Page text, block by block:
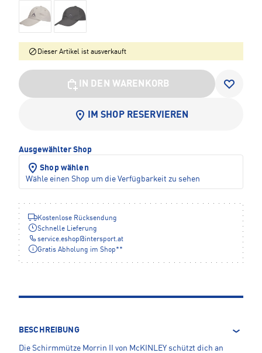
Dieser Artikel ist ausverkauft
IN DEN WARENKORB
IM SHOP RESERVIEREN
Ausgewählter Shop
Shop wählen
Wähle einen Shop um die Verfügbarkeit zu sehen
Kostenlose Rücksendung
Schnelle Lieferung
service.eshop@intersport.at
Gratis Abholung im Shop**
BESCHREIBUNG
Die Schirmmütze Morrin II von McKINLEY schützt dich an